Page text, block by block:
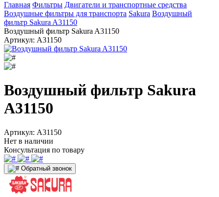
Главная Фильтры Двигатели и транспортные средства
Воздушные фильтры для транспорта Sakura Воздушный
фильтр Sakura A31150
Воздушный фильтр Sakura A31150
Артикул: A31150
Воздушный фильтр Sakura
A31150
Артикул: A31150
Нет в наличии
Консультация по товару
Обратный звонок